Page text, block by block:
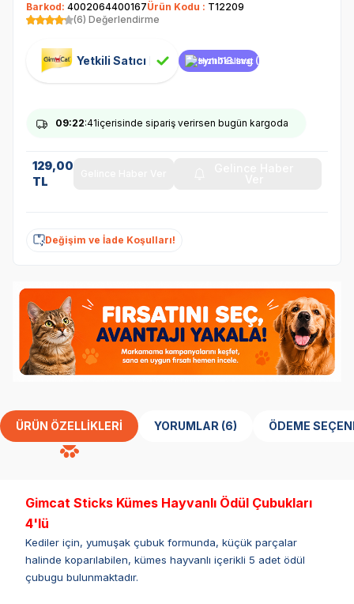
Barkod: 4002064400167Ürün Kodu : T12209
(6) Değerlendirme
Yetkili Satıcı Hızlı Teslimat
09:22:41içerisinde sipariş verirsen bugün kargoda
129,00
TL
Değişim ve İade Koşulları!
ÜRÜN ÖZELLIKLERI YORUMLAR (6) ÖDEME
Gimcat Sticks Kümes Hayvanlı Ödül Çubukları
4'lü
Kediler için, yumuşak çubuk formunda, küçük parçalar
halinde koparılabilen, kümes hayvanlı içerikli 5 adet ödül
çubugu bulunmaktadır.